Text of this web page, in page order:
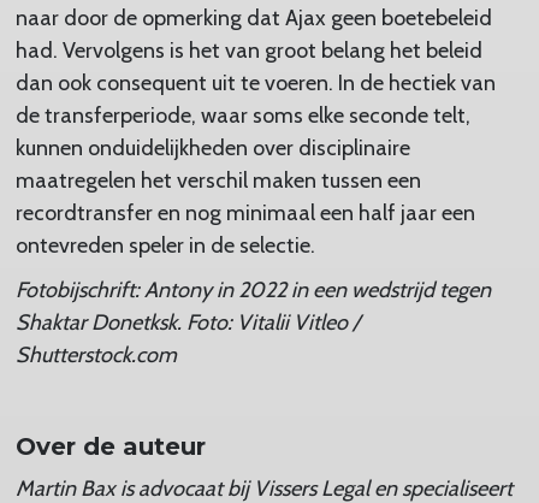
naar door de opmerking dat Ajax geen boetebeleid
had. Vervolgens is het van groot belang het beleid
dan ook consequent uit te voeren. In de hectiek van
de transferperiode, waar soms elke seconde telt,
kunnen onduidelijkheden over disciplinaire
maatregelen het verschil maken tussen een
recordtransfer en nog minimaal een half jaar een
ontevreden speler in de selectie.
Fotobijschrift: Antony in 2022 in een wedstrijd tegen
Shaktar Donetksk. Foto: Vitalii Vitleo /
Shutterstock.com
Over de auteur
Martin Bax is advocaat bij Vissers Legal en specialiseert